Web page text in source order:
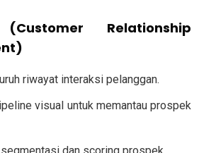
Relationship
riwayat interaksi pelanggan.
visual untuk memantau prospek